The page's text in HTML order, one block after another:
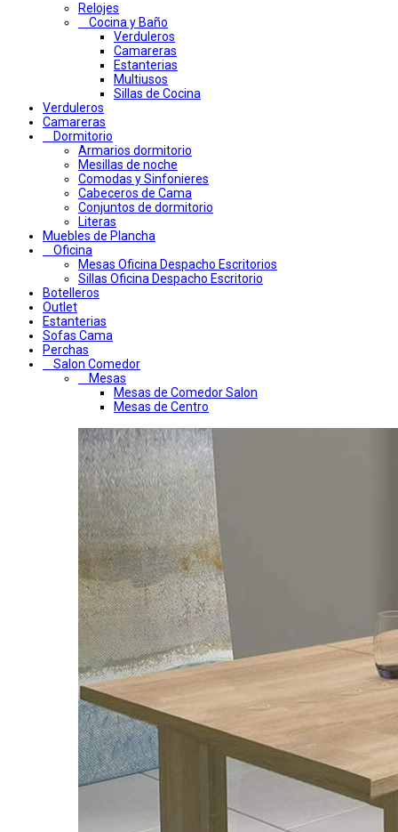
Relojes
Cocina y Baño
Verduleros
Camareras
Estanterias
Multiusos
Sillas de Cocina
Verduleros
Camareras
Dormitorio
Armarios dormitorio
Mesillas de noche
Comodas y Sinfonieres
Cabeceros de Cama
Conjuntos de dormitorio
Literas
Muebles de Plancha
Oficina
Mesas Oficina Despacho Escritorios
Sillas Oficina Despacho Escritorio
Botelleros
Outlet
Estanterias
Sofas Cama
Perchas
Salon Comedor
Mesas
Mesas de Comedor Salon
Mesas de Centro